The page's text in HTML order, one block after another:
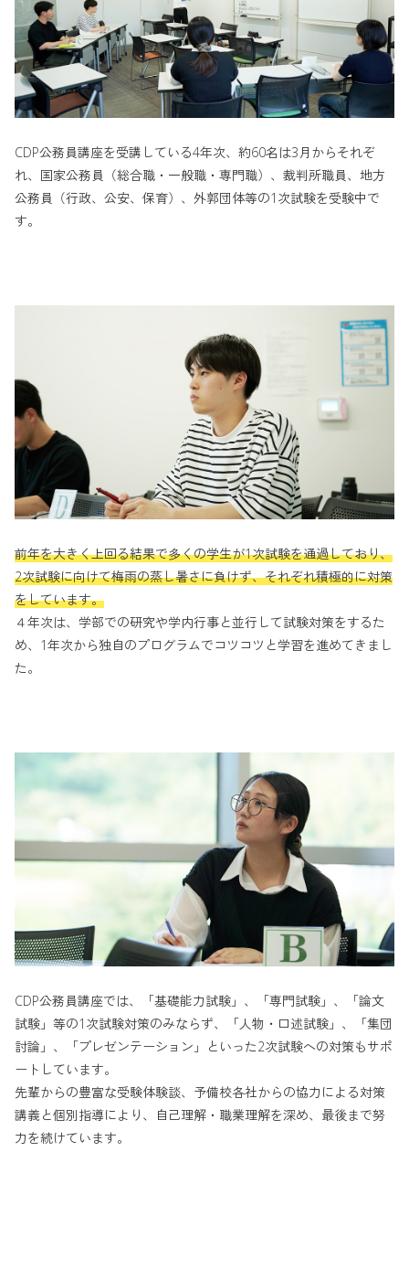
CDP公務員講座を受講している4年次、約60名は3月からそれぞ
れ、国家公務員（総合職・一般職・専門職）、裁判所職員、地方
公務員（行政、公安、保育）、外郭団体等の1次試験を受験中で
す。
前年を大きく上回る結果で多くの学生が1次試験を通過しており、
2次試験に向けて梅雨の蒸し暑さに負けず、それぞれ積極的に対策
をしています。
４年次は、学部での研究や学内行事と並行して試験対策をするた
め、1年次から独自のプログラムでコツコツと学習を進めてきまし
た。
CDP公務員講座では、「基礎能力試験」、「専門試験」、「論文
試験」等の1次試験対策のみならず、「人物・口述試験」、「集団
討論」、「プレゼンテーション」といった2次試験への対策もサポ
ートしています。
先輩からの豊富な受験体験談、予備校各社からの協力による対策
講義と個別指導により、自己理解・職業理解を深め、最後まで努
力を続けています。